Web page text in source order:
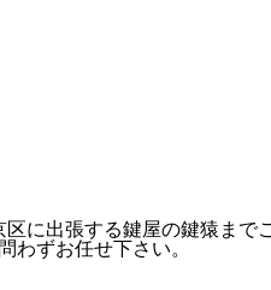
に出張する鍵屋の鍵猿ま
わずお任せ下さい。